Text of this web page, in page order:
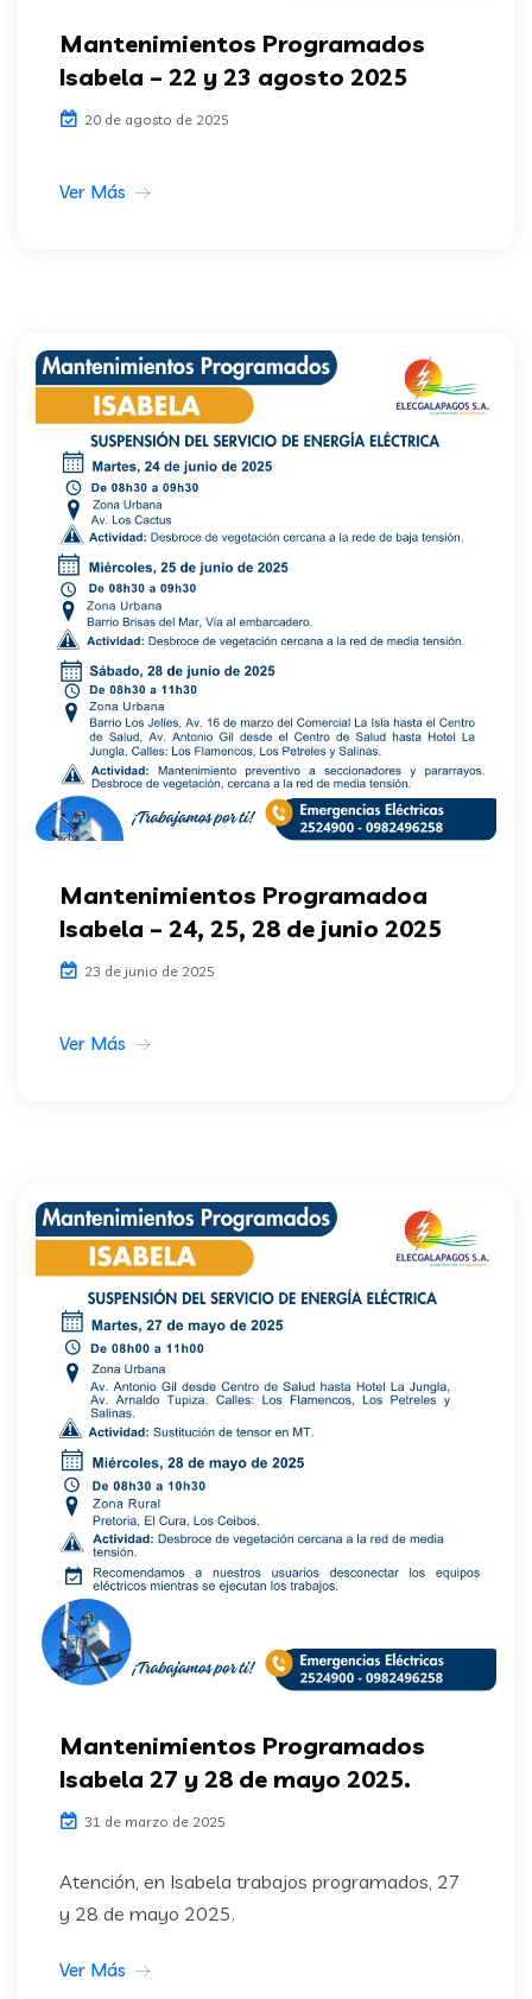
Mantenimientos Programados
Isabela – 22 y 23 agosto 2025
20 de agosto de 2025
Ver Más
Mantenimientos Programadoa
Isabela – 24, 25, 28 de junio 2025
23 de junio de 2025
Ver Más
Mantenimientos Programados
Isabela 27 y 28 de mayo 2025.
31 de marzo de 2025
Atención, en Isabela trabajos programados, 27
y 28 de mayo 2025.
Ver Más